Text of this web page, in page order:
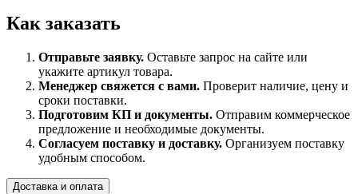
Как заказать
Отправьте заявку. Оставьте запрос на сайте или
укажите артикул товара.
Менеджер свяжется с вами. Проверит наличие, цену и
сроки поставки.
Подготовим КП и документы. Отправим коммерческое
предложение и необходимые документы.
Согласуем поставку и доставку. Организуем поставку
удобным способом.
Доставка и оплата